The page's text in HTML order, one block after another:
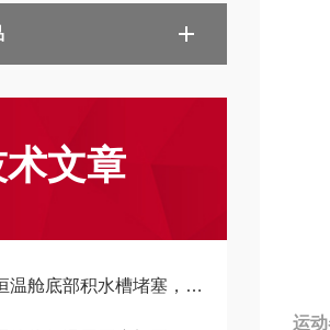
文章
积水槽堵塞，会反向拉高箱内湿度吗？
运